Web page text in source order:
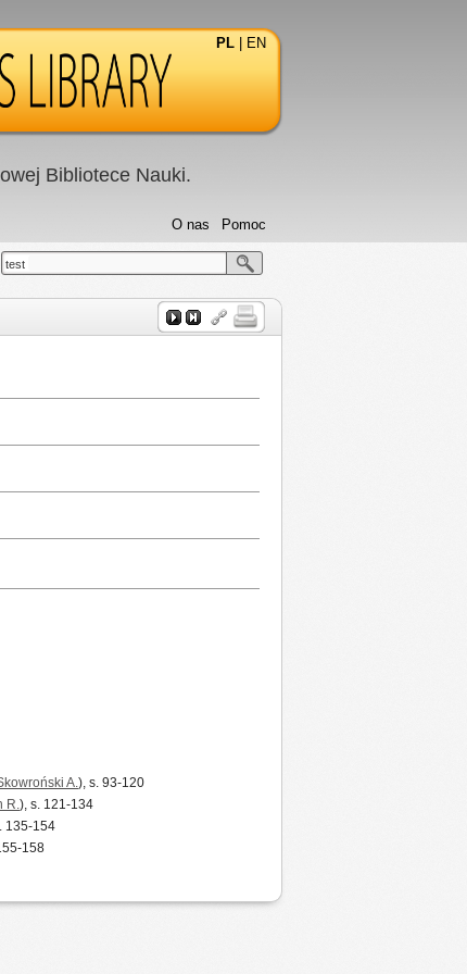
PL EN
Bibliotece Nauki.
Pomoc
O nas
test
A.), s. 93-120
R.), s. 121-134
135-154
158